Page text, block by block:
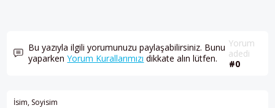
Bu yazıyla ilgili yorumunuzu paylaşabilirsiniz. Bunu
yaparkenYorum Kurallarımızı dikkate alın lütfen.
Yorum
adedi
#0
İsim, Soyisim